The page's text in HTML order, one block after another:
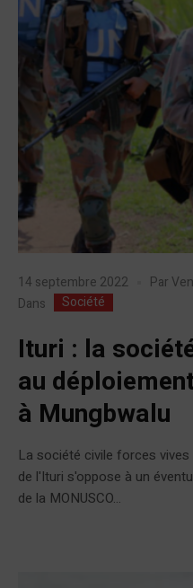
14 septembre 2022 Par
Dans
Société
Ituri : la
au
à Mungbwalu
La société civile forces
de l'Ituri s'oppose à un
de la MONUSCO...